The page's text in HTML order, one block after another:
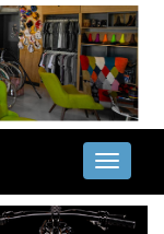
Toggle